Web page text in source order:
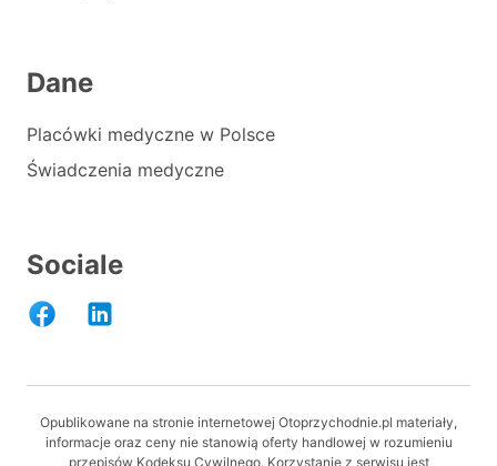
Dane
Placówki medyczne w Polsce
Świadczenia medyczne
Sociale
Opublikowane na stronie internetowej Otoprzychodnie.pl materiały,
informacje oraz ceny nie stanowią oferty handlowej w rozumieniu
przepisów Kodeksu Cywilnego. Korzystanie z serwisu jest